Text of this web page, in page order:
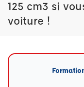
125 cm3 si
voiture !